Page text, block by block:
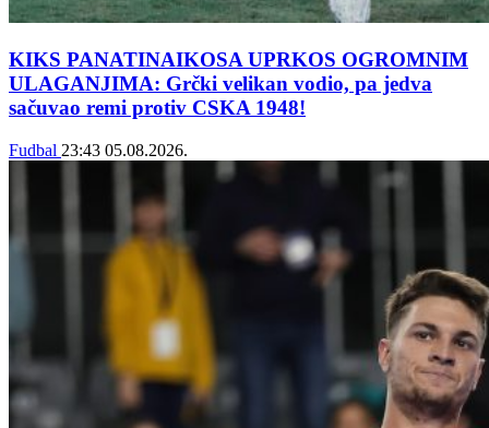
KIKS PANATINAIKOSA UPRKOS OGROMNIM
ULAGANJIMA: Grčki velikan vodio, pa jedva
sačuvao remi protiv CSKA 1948!
Fudbal 23:43 05.08.2026.